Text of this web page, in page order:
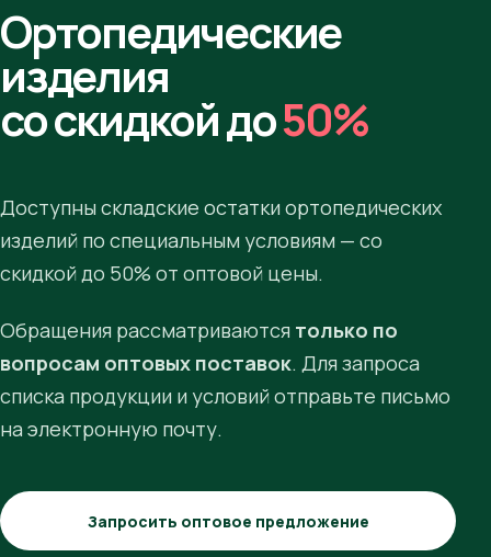
Ортопедические
изделия
со скидкой до50%
Доступны складские остатки ортопедических
изделий по специальным условиям — со
скидкой до 50% от оптовой цены.
Обращения рассматриваются только по
вопросам оптовых поставок. Для запроса
списка продукции и условий отправьте письмо
на электронную почту.
Запросить оптовое предложение